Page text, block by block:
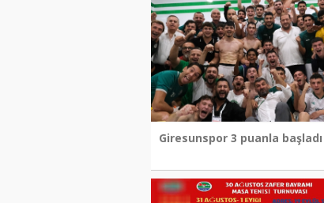
Giresunspor 3 puanla başladı